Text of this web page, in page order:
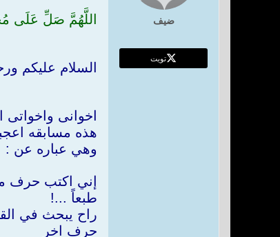
ضيف
تويت
اللَّهُمَّ صَلِّ عَلَى
السلام عليكم
اخوانى واخواتى
هذه مسابقه
وهي عباره عن :
إني اكتب حرف
طبعاً ...!
راح يبحث في
حرف اخر